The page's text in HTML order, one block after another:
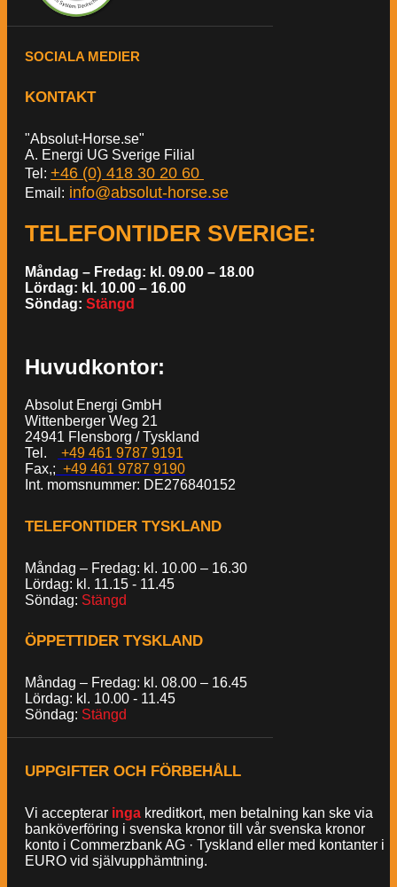
SOCIALA MEDIER
KONTAKT
"Absolut-Horse.se"
A. Energi UG Sverige Filial
Tel: +46 (0) 418 30 20 60
Email: info@absolut-horse.se
TELEFONTIDER SVERIGE:
Måndag – Fredag: kl. 09.00 – 18.00
Lördag: kl. 10.00 – 16.00
Söndag: Stängd
Huvudkontor:
Absolut Energi GmbH
Wittenberger Weg 21
24941 Flensborg / Tyskland
Tel.
+49 461 9787 9191
Fax,; +49 461 9787 9190
Int. momsnummer: DE276840152
TELEFONTIDER TYSKLAND
Måndag – Fredag: kl. 10.00 – 16.30
Lördag: kl. 11.15 - 11.45
Söndag: Stängd
ÖPPETTIDER TYSKLAND
Måndag – Fredag: kl. 08.00 – 16.45
Lördag: kl. 10.00 - 11.45
Söndag: Stängd
UPPGIFTER OCH FÖRBEHÅLL
Vi accepterar inga kreditkort, men betalning kan ske via
banköverföring i svenska kronor till vår svenska kronor
konto i Commerzbank AG · Tyskland eller med kontanter i
EURO vid självupphämtning.